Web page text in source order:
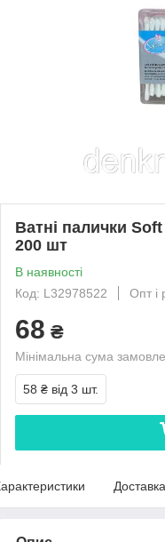
Ватні палички
200 шт
В наявності
Код: L32978522
Опт і
68 ₴
Мінімальна сума
58 ₴ від 3 шт.
Доставка